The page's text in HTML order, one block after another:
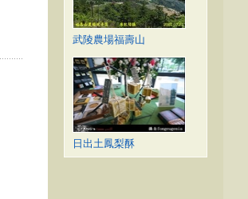
武陵農場福壽山
日出土鳳梨酥